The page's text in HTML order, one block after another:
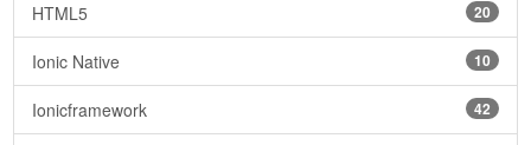
20
HTML5
10
Ionic Native
42
Ionicframework